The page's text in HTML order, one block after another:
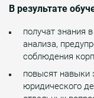
В результате
получат знания
анализа,
соблюдения
повысят навыки
юридического